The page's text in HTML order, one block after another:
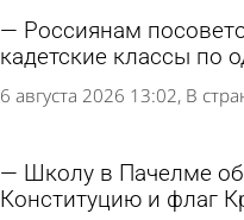
Россиянам
кадетские классы по
6 августа 2026 13:02 В
Школу в Пачелме
Конституцию и флаг